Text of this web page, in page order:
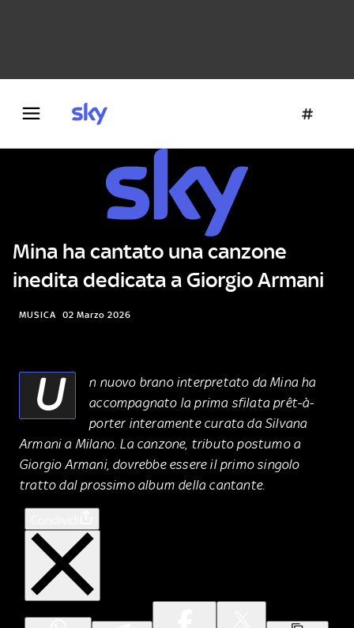
Mina ha cantato una canzone
inedita dedicata a Giorgio Armani
MUSICA 02 Marzo 2026
U
n nuovo brano interpretato da Mina ha
accompagnato la prima sfilata prêt-à-
porter interamente curata da Silvana
Armani a Milano. La canzone, tributo postumo a
Giorgio Armani, dovrebbe essere il primo singolo
tratto dal prossimo album della cantante.